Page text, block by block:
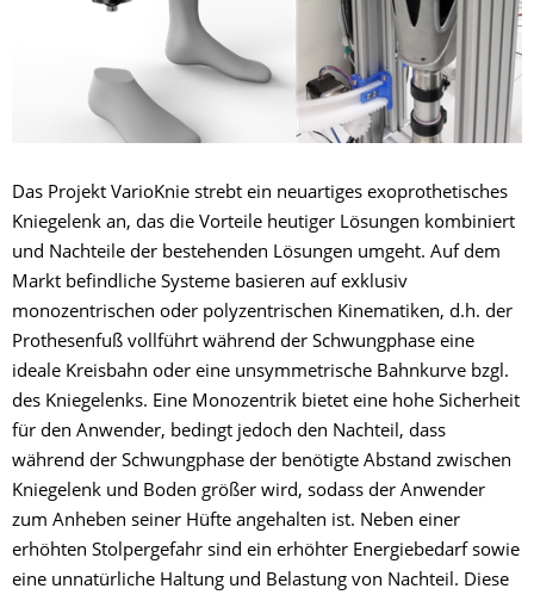
​Das Projekt VarioKnie strebt ein neuartiges exoprothetisches
Kniegelenk an, das die Vorteile heutiger Lösungen kombiniert
und Nachteile der bestehenden Lösungen umgeht. Auf dem
Markt befindliche Systeme basieren auf exklusiv
monozentrischen oder polyzentrischen Kinematiken, d.h. der
Prothesenfuß vollführt während der Schwungphase eine
ideale Kreisbahn oder eine unsymmetrische Bahnkurve bzgl.
des Kniegelenks. Eine Monozentrik bietet eine hohe Sicherheit
für den Anwender, bedingt jedoch den Nachteil, dass
während der Schwungphase der benötigte Abstand zwischen
Kniegelenk und Boden größer wird, sodass der Anwender
zum Anheben seiner Hüfte angehalten ist. Neben einer
erhöhten Stolpergefahr sind ein erhöhter Energiebedarf sowie
eine unnatürliche Haltung und Belastung von Nachteil. Diese